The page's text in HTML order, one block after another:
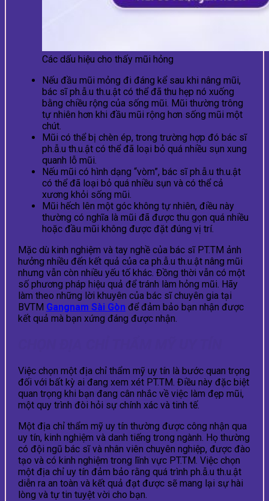
Các dấu hiệu cho thấy mũi hỏng
Nếu đầu mũi mỏng đi đáng kể sau khi nâng mũi,
bác sĩ ph.ẫ.u th.u.ật có thể đã thu hẹp nó xuống
bằng chiều rộng của sống mũi. Mũi thường trông
tự nhiên hơn khi đầu mũi rộng hơn sống mũi một
chút.
Mũi có thể bị chèn ép, trong trường hợp đó bác sĩ
ph.ẫ.u th.u.ật có thể đã loại bỏ quá nhiều sụn xung
quanh lỗ mũi.
Nếu mũi có hình dạng “vòm”, bác sĩ ph.ẫ.u th.u.ật
có thể đã loại bỏ quá nhiều sụn và có thể cả
xương khỏi sống mũi.
Mũi hếch lên một góc không tự nhiên, điều này
thường có nghĩa là mũi đã được thu gọn quá nhiều
hoặc đầu mũi không được đặt đúng vị trí.
Mặc dù kinh nghiệm và tay nghề của bác sĩ PT.TM ảnh
hưởng nhiều đến kết quả của ca ph.ẫ.u th.u.ật nâng mũi
nhưng vẫn còn nhiều yếu tố khác. Đồng thời vẫn có một
số phương pháp hiệu quả để tránh làm hỏng mũi. Hãy
làm theo những lời khuyên của bác sĩ chuyên gia tại
BVTM Gangnam Sài Gòn để đảm bảo bạn nhận được
kết quả mà bạn xứng đáng được nhận.
Việc chọn một địa chỉ thẩm mỹ uy tín là bước quan trọng
đối với bất kỳ ai đang xem xét PT.TM. Điều này đặc biệt
quan trọng khi bạn đang cân nhắc về việc làm đẹp mũi,
một quy trình đòi hỏi sự chính xác và tinh tế.
Một địa chỉ thẩm mỹ uy tín thường được công nhận qua
uy tín, kinh nghiệm và danh tiếng trong ngành. Họ thường
có đội ngũ bác sĩ và nhân viên chuyên nghiệp, được đào
tạo và có kinh nghiệm trong lĩnh vực PT.TM. Việc chọn
một địa chỉ uy tín đảm bảo rằng quá trình ph.ẫ.u th.u.ật
diễn ra an toàn và kết quả đạt được sẽ mang lại sự hài
lòng và tự tin tuyệt vời cho bạn.